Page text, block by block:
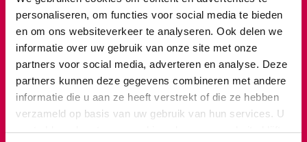
personaliseren, om functies voor social media te bieden
en om ons websiteverkeer te analyseren. Ook delen we
informatie over uw gebruik van onze site met onze
partners voor social media, adverteren en analyse. Deze
partners kunnen deze gegevens combineren met andere
informatie die u aan ze heeft verstrekt of die ze hebben
verzameld op basis van uw gebruik van hun services. U
gaat akkoord met onze cookies als u onze website blijft
over de inhoud, maar over de mens gaat.
Kun je je inleven in de ander door geïnteresseerde
vragen te stellen en goed te luisteren.
Ben je in staat om flexibel te schakelen tussen inhoud
en emotie.
Heb je meer kennis van de mensen naar wie je echt
luistert.
Heb je jezelf als mens beter leren kennen.